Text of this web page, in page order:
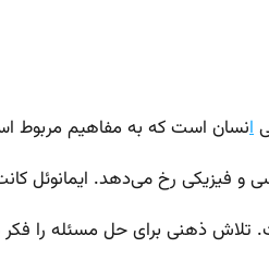
انسان است که به مفاهیم مربوط
و فیزیکی رخ می‌دهد. ایمانوئل
تلاش ذهنی برای حل مسئله را فکر